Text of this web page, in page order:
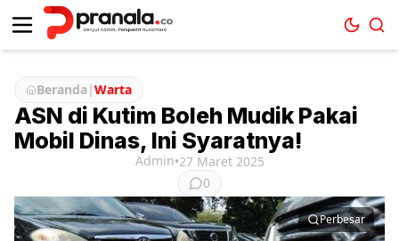
Beranda|Warta
ASN di Kutim Boleh Mudik Pakai
Mobil Dinas, Ini Syaratnya!
Admin•27 Maret 2025
0
Perbesar